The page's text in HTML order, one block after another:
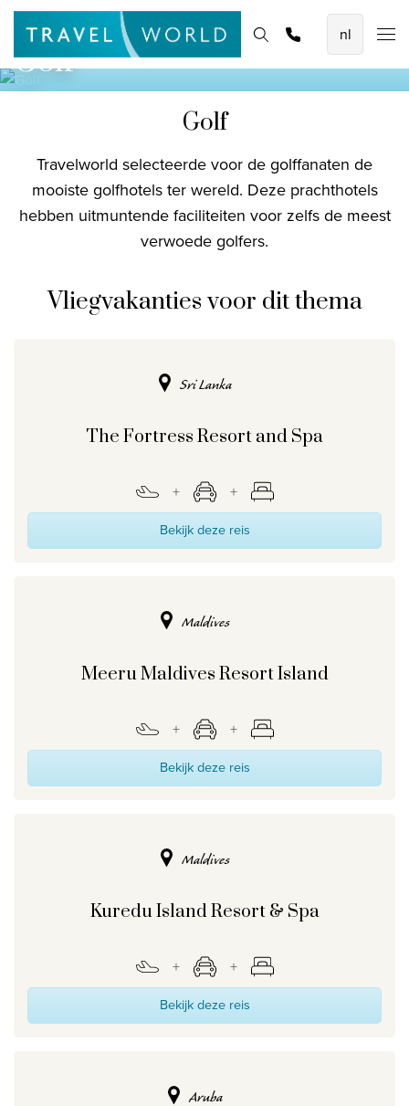
De mooiste vliegvakanties
Baoase Luxury Resort Curaçao
Lux* Grand Baie Resort Mauritius
Constance Halaveli Maldives
Bekijk alle vliegvakanties
Unieke rondreizen
Fly & Drive - Kleuren van Yucatan
Ontdekking Sri Lanka
Luxury
De beste aanbiedingen
Dhigali Resort Maldives
Bekijk alle promoties
Onze bestemmingen
Onze reiskantoren
Nuttige links
Homepage Bestemmingen Thema's Promoties
Zoek & boek
Golf
Golf
Travelworld selecteerde voor de golffanaten de
mooiste golfhotels ter wereld. Deze prachthotels
hebben uitmuntende faciliteiten voor zelfs de meest
verwoede golfers.
Vliegvakanties voor dit thema
Sri Lanka
The Fortress Resort and Spa
Bekijk deze reis
Maldives
Meeru Maldives Resort Island
Bekijk deze reis
Maldives
Kuredu Island Resort & Spa
Bekijk deze reis
Aruba